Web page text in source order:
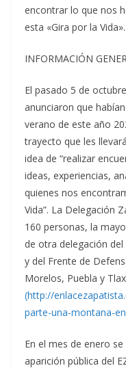
encontrar lo que nos
esta «Gira por la Vida».
INFORMACIÓN
El pasado 5 de
anunciaron que
verano de este año
trayecto que les
idea de “realizar
ideas, experiencias,
quienes nos
Vida”. La Delegación
160 personas, la
de otra delegación
y del Frente de
Morelos, Puebla y
(http://
parte-una-montana-
En el mes de enero
aparición pública del